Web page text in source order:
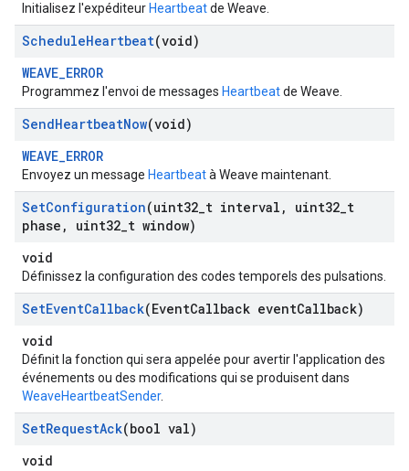
Initialisez l'expéditeur Heartbeatde Weave.
ScheduleHeartbeat(void)
WEAVE_ERROR
Programmez l'envoi de messages Heartbeatde Weave.
SendHeartbeatNow(void)
WEAVE_ERROR
Envoyez un message Heartbeatà Weave maintenant.
SetConfiguration(uint32 t interval , uint32 t
phase , uint32 t window)
void
Définissez la configuration des codes temporels des pulsations.
SetEventCallback(EventCallback eventCallback)
void
Définit la fonction qui sera appelée pour avertir l'application des
événements ou des modifications qui se produisent dans
WeaveHeartbeatSender.
SetRequestAck(bool val)
void